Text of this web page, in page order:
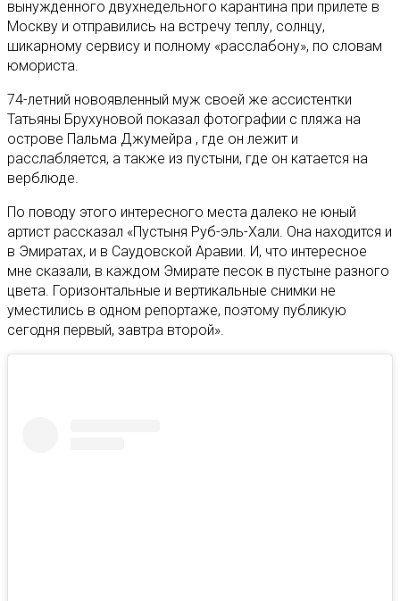
вынужденного двухнедельного карантина при прилете в
Москву и отправились на встречу теплу, солнцу,
шикарному сервису и полному «расслабону», по словам
юмориста.
74-летний новоявленный муж своей же ассистентки
Татьяны Брухуновой показал фотографии с пляжа на
острове Пальма Джумейра , где он лежит и
расслабляется, а также из пустыни, где он катается на
верблюде.
По поводу этого интересного места далеко не юный
артист рассказал «Пустыня Руб-эль-Хали. Она находится и
в Эмиратах, и в Саудовской Аравии. И, что интересное
мне сказали, в каждом Эмирате песок в пустыне разного
цвета. Горизонтальные и вертикальные снимки не
уместились в одном репортаже, поэтому публикую
сегодня первый, завтра второй».